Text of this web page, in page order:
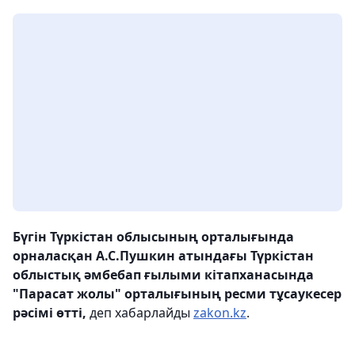
Бүгін Түркістан облысының орталығында
орналасқан А.С.Пушкин атындағы Түркістан
облыстық әмбебап ғылыми кітапханасында
"Парасат жолы" орталығының ресми тұсаукесер
рәсімі өтті, деп хабарлайды zakon.kz.